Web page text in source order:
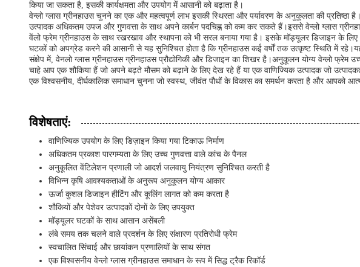
किया जा सकता है, इसकी कार्यक्षमता और उपयोग में आसानी को बढ़ाता है।
वेन्लो ग्लास ग्रीनहाउस चुनने का एक और महत्वपूर्ण लाभ इसकी स्थिरता और पर्यावरण के अनुकूलता की प्रतिष्ठा
उत्पादक अधिकतम उपज और गुणवत्ता के साथ अपने कार्बन पदचिह्न को कम कर सकते हैं।इससे वेन्लो ग्लास
वेंलो फ्रेम ग्रीनहाउस के साथ रखरखाव और स्थापना को भी सरल बनाया गया है। इसके मॉड्यूलर डिजाइन के
घटकों को अपग्रेड करने की आसानी से यह सुनिश्चित होता है कि ग्रीनहाउस कई वर्षों तक उत्कृष्ट स्थिति में
संक्षेप में, वेनलो ग्लास ग्रीनहाउस ग्रीनहाउस प्रौद्योगिकी और डिजाइन का शिखर है।अनुकूलन योग्य वेन्लो
चाहे आप एक शौकिया हैं जो अपने बढ़ते मौसम को बढ़ाने के लिए देख रहे हैं या एक वाणिज्यिक उत्पादक जो
एक विश्वसनीय, दीर्घकालिक समाधान चुनना जो स्वस्थ, जीवंत पौधों के विकास का समर्थन करता है और आपको
विशेषताएं:
वाणिज्यिक उपयोग के लिए डिज़ाइन किया गया टिकाऊ निर्माण
अधिकतम प्रकाश पारगम्यता के लिए उच्च गुणवत्ता वाले कांच के पैनल
अनुकूलित वेंटिलेशन प्रणाली जो आदर्श जलवायु नियंत्रण सुनिश्चित करती है
विभिन्न कृषि आवश्यकताओं के अनुरूप अनुकूलन योग्य आकार
ऊर्जा कुशल डिजाइन हीटिंग और कूलिंग लागत को कम करता है
शौकियों और पेशेवर उत्पादकों दोनों के लिए उपयुक्त
मॉड्यूलर घटकों के साथ आसान असेंबली
लंबे समय तक चलने वाले प्रदर्शन के लिए संक्षारण प्रतिरोधी फ्रेम
स्वचालित सिंचाई और छायांकन प्रणालियों के साथ संगत
एक विश्वसनीय वेन्लो ग्लास ग्रीनहाउस समाधान के रूप में सिद्ध ट्रैक रिकॉर्ड